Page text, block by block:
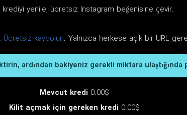
yenile, ücretsiz Instagram beğenisine çevir.
Ücretsiz kaydolun. Yalnızca herkese açık bir URL
ardından bakiyeniz gerekli miktara ulaştığında
Mevcut kredi 0.00$
Kilit açmak için gereken kredi 0.00$